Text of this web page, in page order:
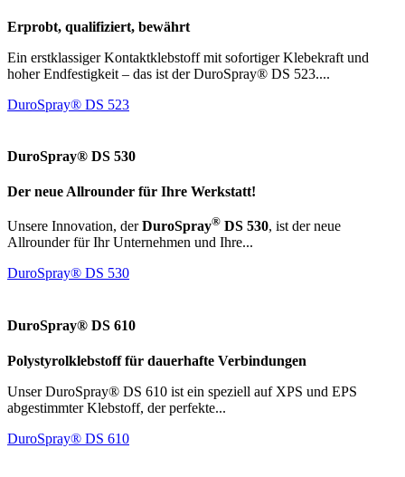
Erprobt, qualifiziert, bewährt
Ein erstklassiger Kontaktklebstoff mit sofortiger Klebekraft und
hoher Endfestigkeit – das ist der DuroSpray® DS 523....
DuroSpray® DS 523
DuroSpray® DS 530
Der neue Allrounder für Ihre Werkstatt!
Unsere Innovation, derDuroSpray® DS 530, ist der neue
Allrounder für Ihr Unternehmen und Ihre...
DuroSpray® DS 530
DuroSpray® DS 610
Polystyrolklebstoff für dauerhafte Verbindungen
Unser DuroSpray® DS 610 ist ein speziell auf XPS und EPS
abgestimmter Klebstoff, der perfekte...
DuroSpray® DS 610